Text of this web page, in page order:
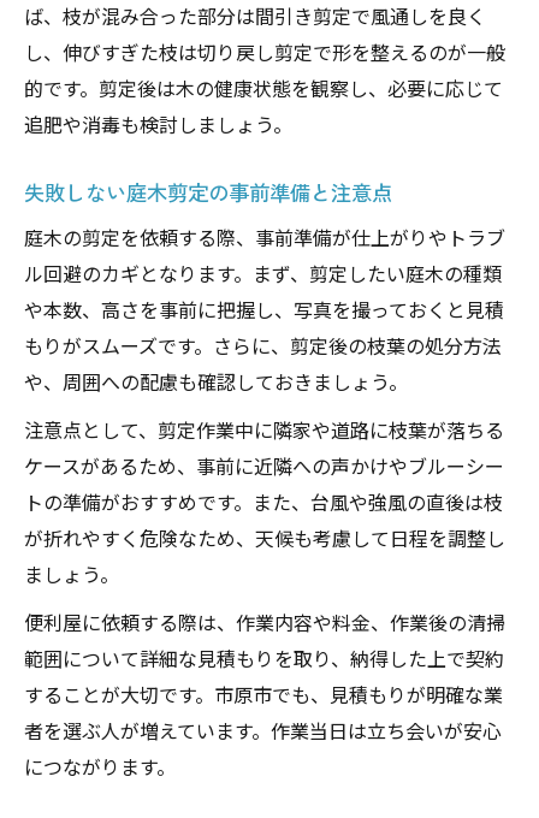
ば、枝が混み合った部分は間引き剪定で風通しを良く
し、伸びすぎた枝は切り戻し剪定で形を整えるのが一般
的です。剪定後は木の健康状態を観察し、必要に応じて
追肥や消毒も検討しましょう。
失敗しない庭木剪定の事前準備と注意点
庭木の剪定を依頼する際、事前準備が仕上がりやトラブ
ル回避のカギとなります。まず、剪定したい庭木の種類
や本数、高さを事前に把握し、写真を撮っておくと見積
もりがスムーズです。さらに、剪定後の枝葉の処分方法
や、周囲への配慮も確認しておきましょう。
注意点として、剪定作業中に隣家や道路に枝葉が落ちる
ケースがあるため、事前に近隣への声かけやブルーシー
トの準備がおすすめです。また、台風や強風の直後は枝
が折れやすく危険なため、天候も考慮して日程を調整し
ましょう。
便利屋に依頼する際は、作業内容や料金、作業後の清掃
範囲について詳細な見積もりを取り、納得した上で契約
することが大切です。市原市でも、見積もりが明確な業
者を選ぶ人が増えています。作業当日は立ち会いが安心
につながります。